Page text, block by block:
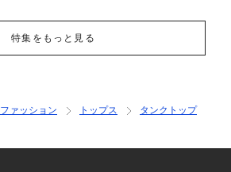
特集をもっと見る
ファッション トップス
タンクトップ